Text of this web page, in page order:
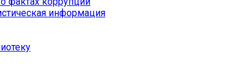
информация